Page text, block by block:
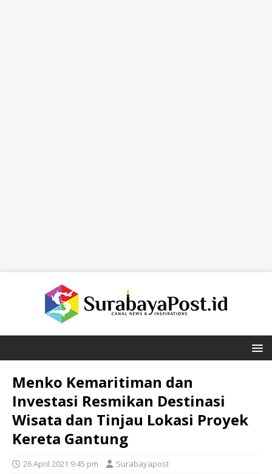
Menko Kemaritiman dan
Investasi Resmikan Destinasi
Wisata dan Tinjau Lokasi Proyek
Kereta Gantung
26 April 2021 9:45 pm Surabayapost